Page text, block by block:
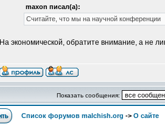
maxon писал(а):
Считайте, что мы на научной конференции
На экономической, обратите внимание, а не
Показать сообщения:
Список форумов malchish.org -> О сайте